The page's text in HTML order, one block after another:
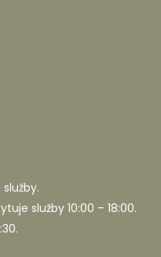
služby 10:00 – 18:00.